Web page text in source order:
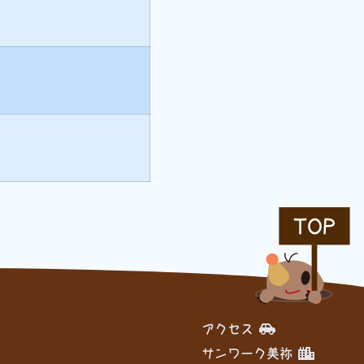
TOP
アクセス
サンワーク美祢